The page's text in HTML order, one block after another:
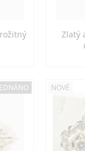
Zlatý
NOVÉ